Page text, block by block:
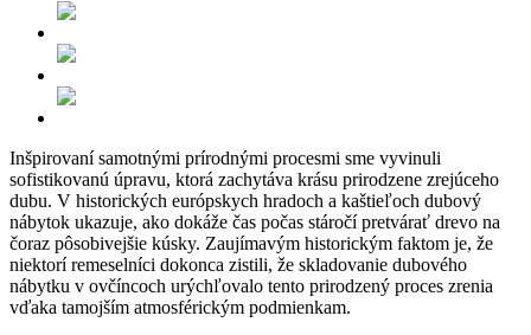
Inšpirovaní samotnými prírodnými procesmi sme vyvinuli
sofistikovanú úpravu, ktorá zachytáva krásu prirodzene zrejúceho
dubu. V historických európskych hradoch a kaštieľoch dubový
nábytok ukazuje, ako dokáže čas počas stáročí pretvárať drevo na
čoraz pôsobivejšie kúsky. Zaujímavým historickým faktom je, že
niektorí remeselníci dokonca zistili, že skladovanie dubového
nábytku v ovčíncoch urýchľovalo tento prirodzený proces zrenia
vďaka tamojším atmosférickým podmienkam.